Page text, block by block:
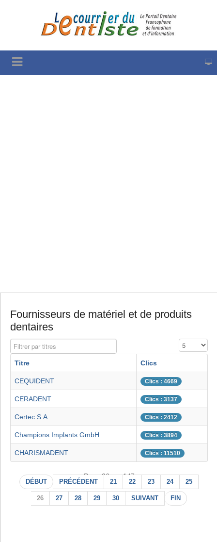
Fournisseurs de matériel et de produits
dentaires
Filtrer par titres Affichage #
Titre Clics
CEQUIDENT Clics : 4669
CERADENT Clics : 3137
Certec S.A. Clics : 2412
Champions Implants GmbH Clics : 3894
CHARISMADENT Clics : 11510
Page 26 sur 147
DÉBUT PRÉCÉDENT 21 22 23 24 25
26 27 28 29 30 SUIVANT FIN